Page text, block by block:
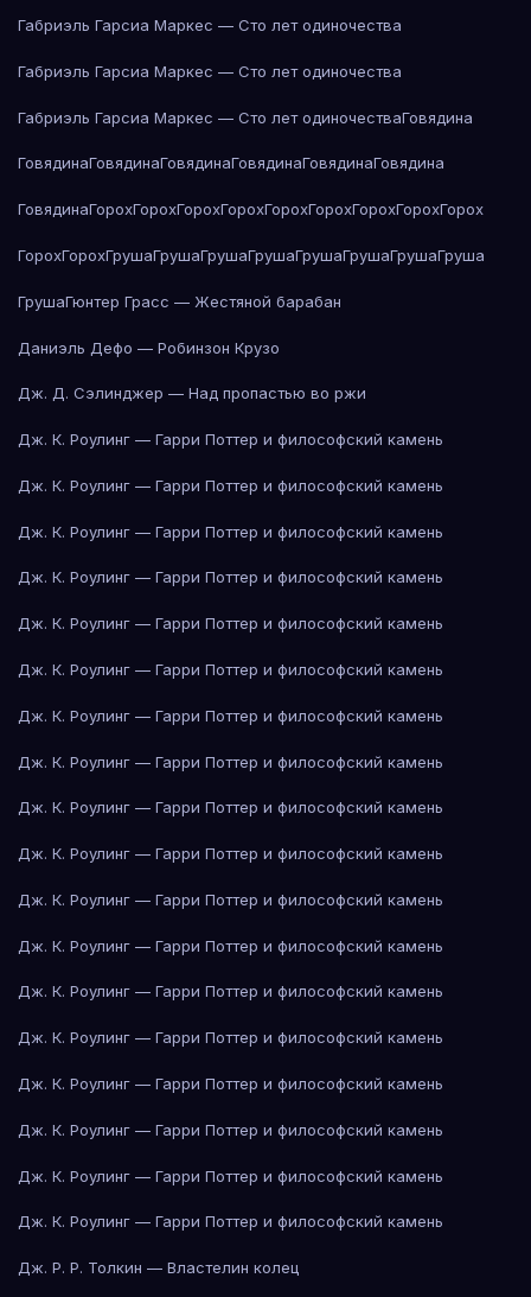
Габриэль Гарсиа Маркес — Сто лет одиночества
Габриэль Гарсиа Маркес — Сто лет одиночества
Габриэль Гарсиа Маркес — Сто лет одиночестваГовядина
ГовядинаГовядинаГовядинаГовядинаГовядинаГовядина
ГовядинаГорохГорохГорохГорохГорохГорохГорохГорохГорох
ГорохГорохГрушаГрушаГрушаГрушаГрушаГрушаГрушаГруша
ГрушаГюнтер Грасс — Жестяной барабан
Даниэль Дефо — Робинзон Крузо
Дж. Д. Сэлинджер — Над пропастью во ржи
Дж. К. Роулинг — Гарри Поттер и философский камень
Дж. К. Роулинг — Гарри Поттер и философский камень
Дж. К. Роулинг — Гарри Поттер и философский камень
Дж. К. Роулинг — Гарри Поттер и философский камень
Дж. К. Роулинг — Гарри Поттер и философский камень
Дж. К. Роулинг — Гарри Поттер и философский камень
Дж. К. Роулинг — Гарри Поттер и философский камень
Дж. К. Роулинг — Гарри Поттер и философский камень
Дж. К. Роулинг — Гарри Поттер и философский камень
Дж. К. Роулинг — Гарри Поттер и философский камень
Дж. К. Роулинг — Гарри Поттер и философский камень
Дж. К. Роулинг — Гарри Поттер и философский камень
Дж. К. Роулинг — Гарри Поттер и философский камень
Дж. К. Роулинг — Гарри Поттер и философский камень
Дж. К. Роулинг — Гарри Поттер и философский камень
Дж. К. Роулинг — Гарри Поттер и философский камень
Дж. К. Роулинг — Гарри Поттер и философский камень
Дж. К. Роулинг — Гарри Поттер и философский камень
Дж. Р. Р. Толкин — Властелин колец